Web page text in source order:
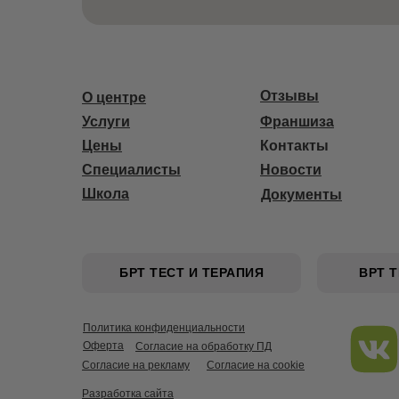
О центре
Услуги
Цены
Специалисты
Школа
Франшиза
Отзывы
Новости
Контакты
Оферта
Политика конфиденциальности
БРТ ТЕСТ И ТЕРАПИЯ ВРТ
Разработка сайта
Документы
Согласие на обработку ПД
Согласие на рекламу
Согласие на cookie